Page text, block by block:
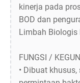
kinerja pada
BOD dan
Limbah Biologis
FUNGSI /
• Dibuat